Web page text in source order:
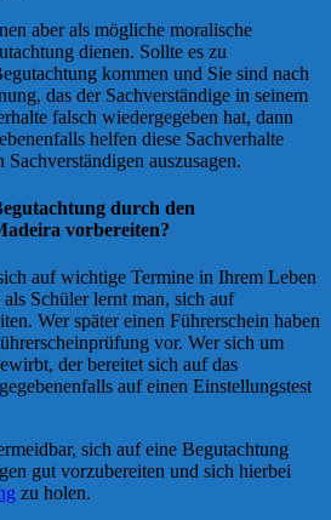
aber als mögliche moralische
dienen. Sollte es zu
kommen und Sie sind nach
das der Sachverständige in seinem
falsch wiedergegeben hat, dann
helfen diese Sachverhalte
auszusagen.
durch den
vorbereiten?
auf wichtige Termine in Ihrem Leben
Schüler lernt man, sich auf
Wer später einen Führerschein haben
vor. Wer sich um
der bereitet sich auf das
auf einen Einstellungstest
sich auf eine Begutachtung
gut vorzubereiten und sich hierbei
zu holen.